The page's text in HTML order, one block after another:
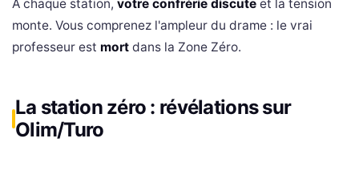
À chaque station, votre confrérie discute et la tension
monte. Vous comprenez l'ampleur du drame : le vrai
professeur est mort dans la Zone Zéro.
La station zéro : révélations sur
Olim/Turo